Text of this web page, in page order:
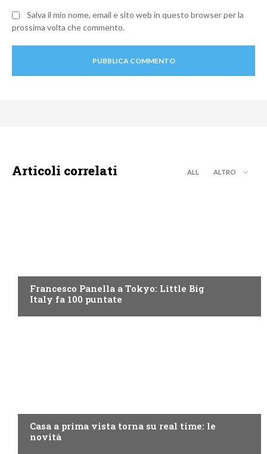
Salva il mio nome, email e sito web in questo browser per la
prossima volta che commento.
Articoli correlati ALL ALTRO
Francesco Panella a Tokyo: Little Big
Italy fa 100 puntate
Casa a prima vista torna su real time: le
novità